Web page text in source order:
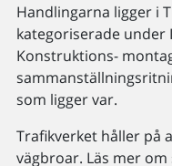
Handlingarna ligger i
kategoriserade
Konstruktions-
som ligger var.
Trafikverket håller på
vägbroar. Läs mer